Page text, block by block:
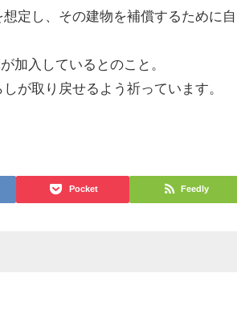
定し、その建物を補償するために自
加入しているとのこと。
が取り戻せるよう祈っています。
Pocket Feedly